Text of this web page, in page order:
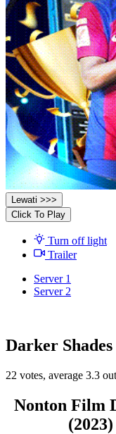
Lewati >>>
Click To Play
Turn off light
Trailer
Server 1
Server 2
Darker
22 votes, average 3.3
Nonton Film